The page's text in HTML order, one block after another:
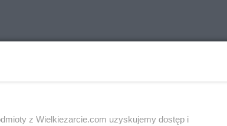
z Wielkiezarcie.com uzyskujemy dostęp i